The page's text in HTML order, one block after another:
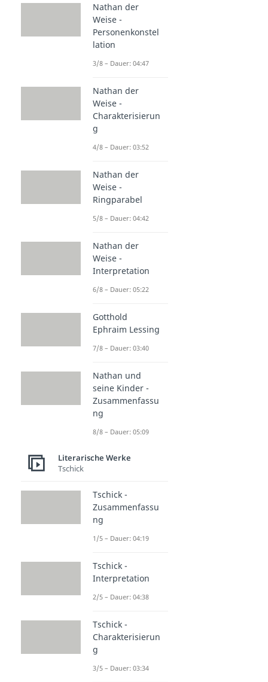
Nathan der
Weise -
Personenkonstel
lation
3/8 – Dauer: 04:47
Nathan der
Weise -
Charakterisierun
g
4/8 – Dauer: 03:52
Nathan der
Weise -
Ringparabel
5/8 – Dauer: 04:42
Nathan der
Weise -
Interpretation
6/8 – Dauer: 05:22
Gotthold
Ephraim Lessing
7/8 – Dauer: 03:40
Nathan und
seine Kinder -
Zusammenfassu
ng
8/8 – Dauer: 05:09
Literarische Werke
Tschick
Tschick -
Zusammenfassu
ng
1/5 – Dauer: 04:19
Tschick -
Interpretation
2/5 – Dauer: 04:38
Tschick -
Charakterisierun
g
3/5 – Dauer: 03:34